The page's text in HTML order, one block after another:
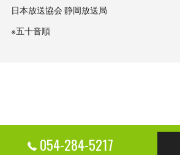
日本放送協会 静岡放送局
※五十音順
054-284-5217